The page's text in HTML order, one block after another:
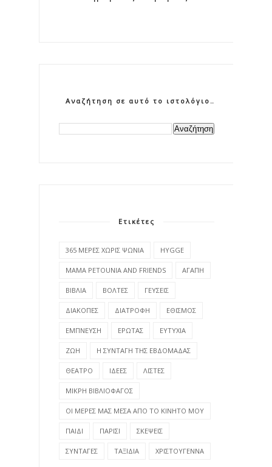
Αναζήτηση σε αυτό το ιστολόγιο
Ετικέτες
365 ΜΕΡΕΣ ΧΩΡΙΣ ΨΩΝΙΑ HYGGE
MAMA PETOUNIA AND FRIENDS ΑΓΑΠΗ
ΒΙΒΛΙΑ ΒΟΛΤΕΣ ΓΕΥΣΕΙΣ
ΔΙΑΚΟΠΕΣ ΔΙΑΤΡΟΦΗ ΕΘΙΣΜΟΣ
ΕΜΠΝΕΥΣΗ ΕΡΩΤΑΣ ΕΥΤΥΧΙΑ
ΖΩΗ Η ΣΥΝΤΑΓΗ ΤΗΣ ΕΒΔΟΜΑΔΑΣ
ΘΕΑΤΡΟ ΙΔΕΕΣ ΛΙΣΤΕΣ
ΜΙΚΡΗ ΒΙΒΛΙΟΦΑΓΟΣ
ΟΙ ΜΕΡΕΣ ΜΑΣ ΜΕΣΑ ΑΠΟ ΤΟ ΚΙΝΗΤΟ ΜΟΥ
ΠΑΙΔΙ ΠΑΡΙΣΙ ΣΚΕΨΕΙΣ
ΣΥΝΤΑΓΕΣ ΤΑΞΙΔΙΑ ΧΡΙΣΤΟΥΓΕΝΝΑ